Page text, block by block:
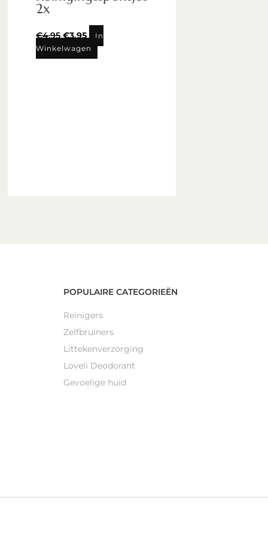
2x
€4,95 €3,95
In
Winkelwagen
POPULAIRE CATEGORIEËN
Reinigers
Zelfbruiners
Littekenverzorging
Loveli Deodorant
Gevoelige huid